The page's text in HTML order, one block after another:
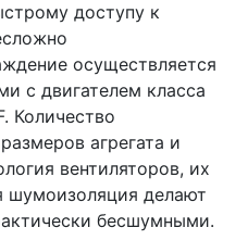
доступу к
осуществляется
с двигателем класса
Количество
агрегата и
вентиляторов, их
шумоизоляция делают
бесшумными.